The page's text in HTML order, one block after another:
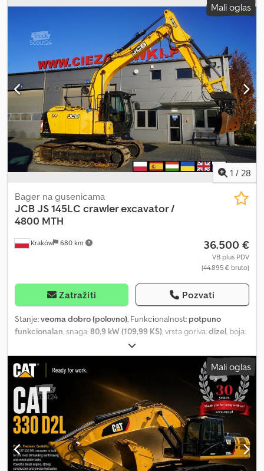
Mali oglas
1 / 28
Kraków 680 km
Bager na gusenicama
JCBJS 145LC crawler excavator /
4800 MTH
36.500 €
VB plus PDV
(44.895 € bruto)
Zatražiti Pozvati
Stanje:veoma dobro (polovno), Funkcionalnost: potpuno
funkcionalan, snaga:80,9 kW (109,99 KS), vrsta goriva:dizel, boja:
15.645 kg
radni sati:4.800 h, Oprema:hidraulika, kabina, klima uređaj,
Guseničar JCB JS 145LC / 4800 MTH Godina 2016 Radnih sati
4800 Cjdpfszrf D Nsx Amysha Snaga motora 110 KS Težina 15645 kg
Domet iskopavanja 752 cm Maksimalna dubina iskopavanja 4,81 m
Širina gusenica 600 mm Brza spojka Kamera Kašika za kanale
Hidraulične linije Klima uređaj 2 korpe uključene Tehničko i
vizuelno stanje je odlično.
Mali oglas